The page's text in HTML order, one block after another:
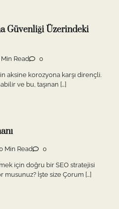
Güvenliği Üzerindeki
Min Read 0
aksine korozyona karşı dirençli.
ve bu, taşınan […]
Min Read 0
için doğru bir SEO stratejisi
İşte size Çorum […]